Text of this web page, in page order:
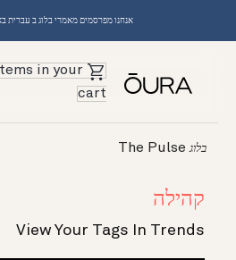
אנחנו מפרסמים מאמרי בלוג ב עברית
in your
cart
בלוגThe Pulse
קהילה
View Your Tags In Trends